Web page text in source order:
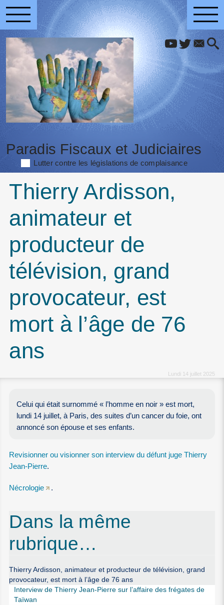
Paradis Fiscaux et Judiciaires
Lutter contre les législations de complaisance
Thierry Ardisson,
animateur et
producteur de
télévision, grand
provocateur, est
mort à l’âge de 76
ans
Lundi 14 juillet 2025
Celui qui était surnommé « l’homme en noir » est mort,
lundi 14 juillet, à Paris, des suites d’un cancer du foie, ont
annoncé son épouse et ses enfants.
Revisionner ou visionner son interview du défunt juge Thierry
Jean-Pierre.
Nécrologie .
Dans la même
rubrique…
Thierry Ardisson, animateur et producteur de télévision, grand
provocateur, est mort à l’âge de 76 ans
Interview de Thierry Jean-Pierre sur l’affaire des frégates de
Taïwan